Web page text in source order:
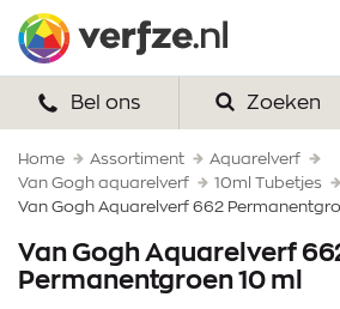
naar
content
HOME
VERF
VERFSETS
TEKENEN
Bel ons Zoeken
Home Assortiment
Aquarelverf
Van Gogh aquarelverf
10ml Tubetjes
Van Gogh Aquarelverf 662
Van Gogh Aquarelverf
Permanentgroen 10 ml